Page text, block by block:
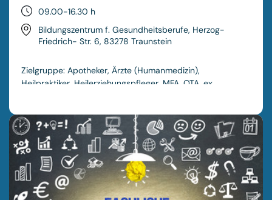
09.00-16.30 h
Bildungszentrum f. Gesundheitsberufe, Herzog-
Friedrich- Str. 6, 83278 Traunstein
Zielgruppe: Apotheker, Ärzte (Humanmedizin),
Heilpraktiker, Heilerziehungspfleger, MFA, OTA, ex.
Veranstalter: Akademie für Wundversorgung
Inh. Gerhard Schröder
Kosten: 1300,-€
Termine: